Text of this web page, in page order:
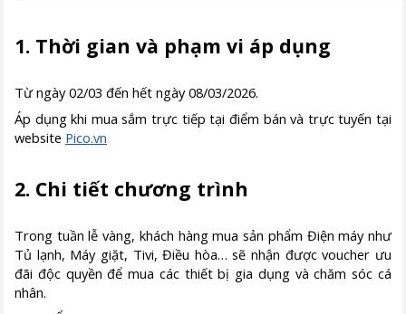
1. Thời gian và phạm vi áp dụng
Từ ngày 02/03 đến hết ngày 08/03/2026.
Áp dụng khi mua sắm trực tiếp tại điểm bán và trực tuyến tại
website Pico.vn
2. Chi tiết chương trình
Trong tuần lễ vàng, khách hàng mua sản phẩm Điện máy như
Tủ lạnh, Máy giặt, Tivi, Điều hòa… sẽ nhận được voucher ưu
đãi độc quyền để mua các thiết bị gia dụng và chăm sóc cá
nhân.